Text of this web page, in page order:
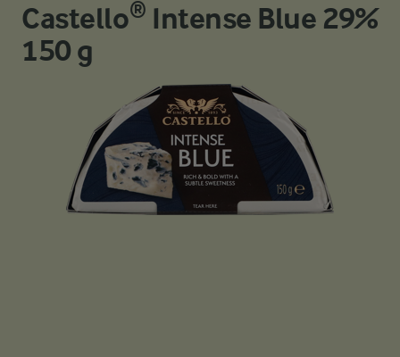
Castello® Intense Blue 29%
150 g